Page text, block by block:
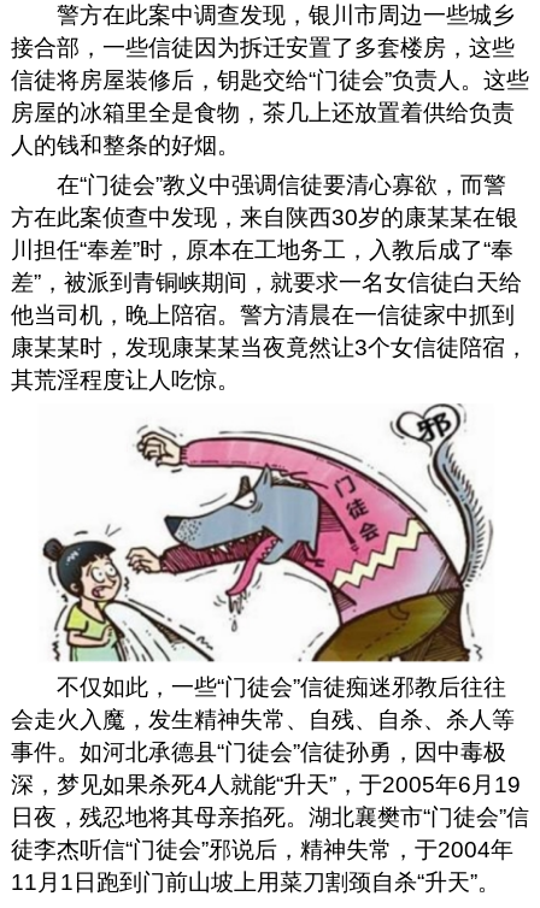
警方在此案中调查发现，银川市周边一些城乡
接合部，一些信徒因为拆迁安置了多套楼房，这些
信徒将房屋装修后，钥匙交给“门徒会”负责人。这些
房屋的冰箱里全是食物，茶几上还放置着供给负责
人的钱和整条的好烟。
在“门徒会”教义中强调信徒要清心寡欲，而警
方在此案侦查中发现，来自陕西30岁的康某某在银
川担任“奉差”时，原本在工地务工，入教后成了“奉
差”，被派到青铜峡期间，就要求一名女信徒白天给
他当司机，晚上陪宿。警方清晨在一信徒家中抓到
康某某时，发现康某某当夜竟然让3个女信徒陪宿，
其荒淫程度让人吃惊。
不仅如此，一些“门徒会”信徒痴迷邪教后往往
会走火入魔，发生精神失常、自残、自杀、杀人等
事件。如河北承德县“门徒会”信徒孙勇，因中毒极
深，梦见如果杀死4人就能“升天”，于2005年6月19
日夜，残忍地将其母亲掐死。湖北襄樊市“门徒会”信
徒李杰听信“门徒会”邪说后，精神失常，于2004年
11月1日跑到门前山坡上用菜刀割颈自杀“升天”。